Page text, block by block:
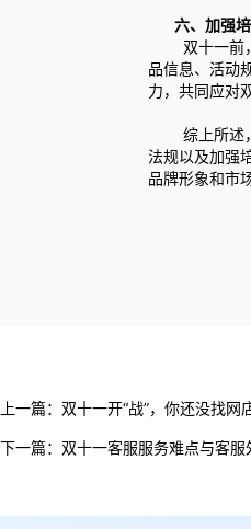
六、加强培
双十一前，
品信息、活动
力，共同应对
综上所述，
法规以及加强
品牌形象和市
上一篇： 双十一开“战”，你还没找网
下一篇： 双十一客服服务难点与客